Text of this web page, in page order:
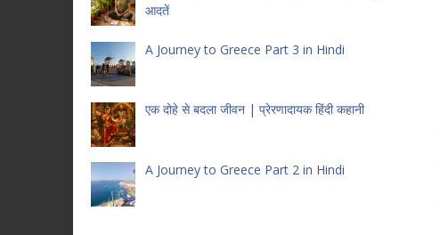
आदतें
A Journey to Greece Part 3 in Hindi
एक दोहे से बदला जीवन | प्रेरणादायक हिंदी कहानी
A Journey to Greece Part 2 in Hindi